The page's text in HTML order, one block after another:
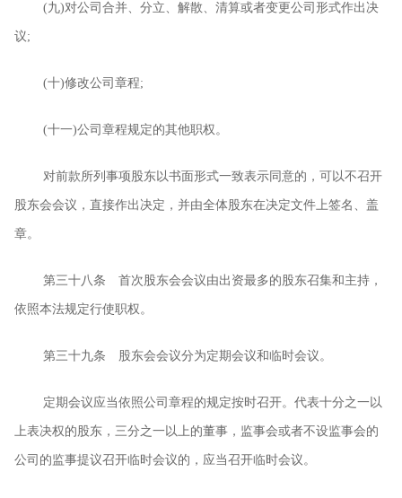
(九)对公司合并、分立、解散、清算或者变更公司形式作出决
议;
(十)修改公司章程;
(十一)公司章程规定的其他职权。
对前款所列事项股东以书面形式一致表示同意的，可以不召开
股东会会议，直接作出决定，并由全体股东在决定文件上签名、盖
章。
第三十八条 首次股东会会议由出资最多的股东召集和主持，
依照本法规定行使职权。
第三十九条 股东会会议分为定期会议和临时会议。
定期会议应当依照公司章程的规定按时召开。代表十分之一以
上表决权的股东，三分之一以上的董事，监事会或者不设监事会的
公司的监事提议召开临时会议的，应当召开临时会议。